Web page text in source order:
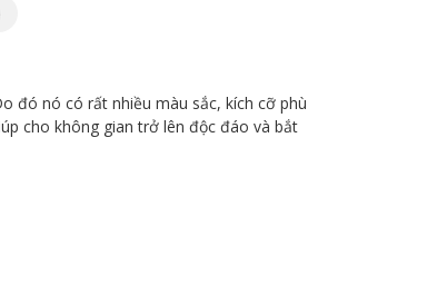
đó nó có rất nhiều màu sắc, kích cỡ phù
cho không gian trở lên độc đáo và bắt